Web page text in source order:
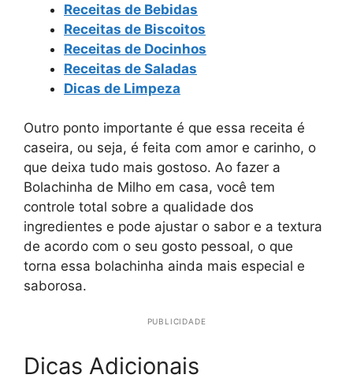
Receitas de Bebidas
Receitas de Biscoitos
Receitas de Docinhos
Receitas de Saladas
Dicas de Limpeza
Outro ponto importante é que essa receita é
caseira, ou seja, é feita com amor e carinho, o
que deixa tudo mais gostoso. Ao fazer a
Bolachinha de Milho em casa, você tem
controle total sobre a qualidade dos
ingredientes e pode ajustar o sabor e a textura
de acordo com o seu gosto pessoal, o que
torna essa bolachinha ainda mais especial e
saborosa.
PUBLICIDADE
Dicas Adicionais